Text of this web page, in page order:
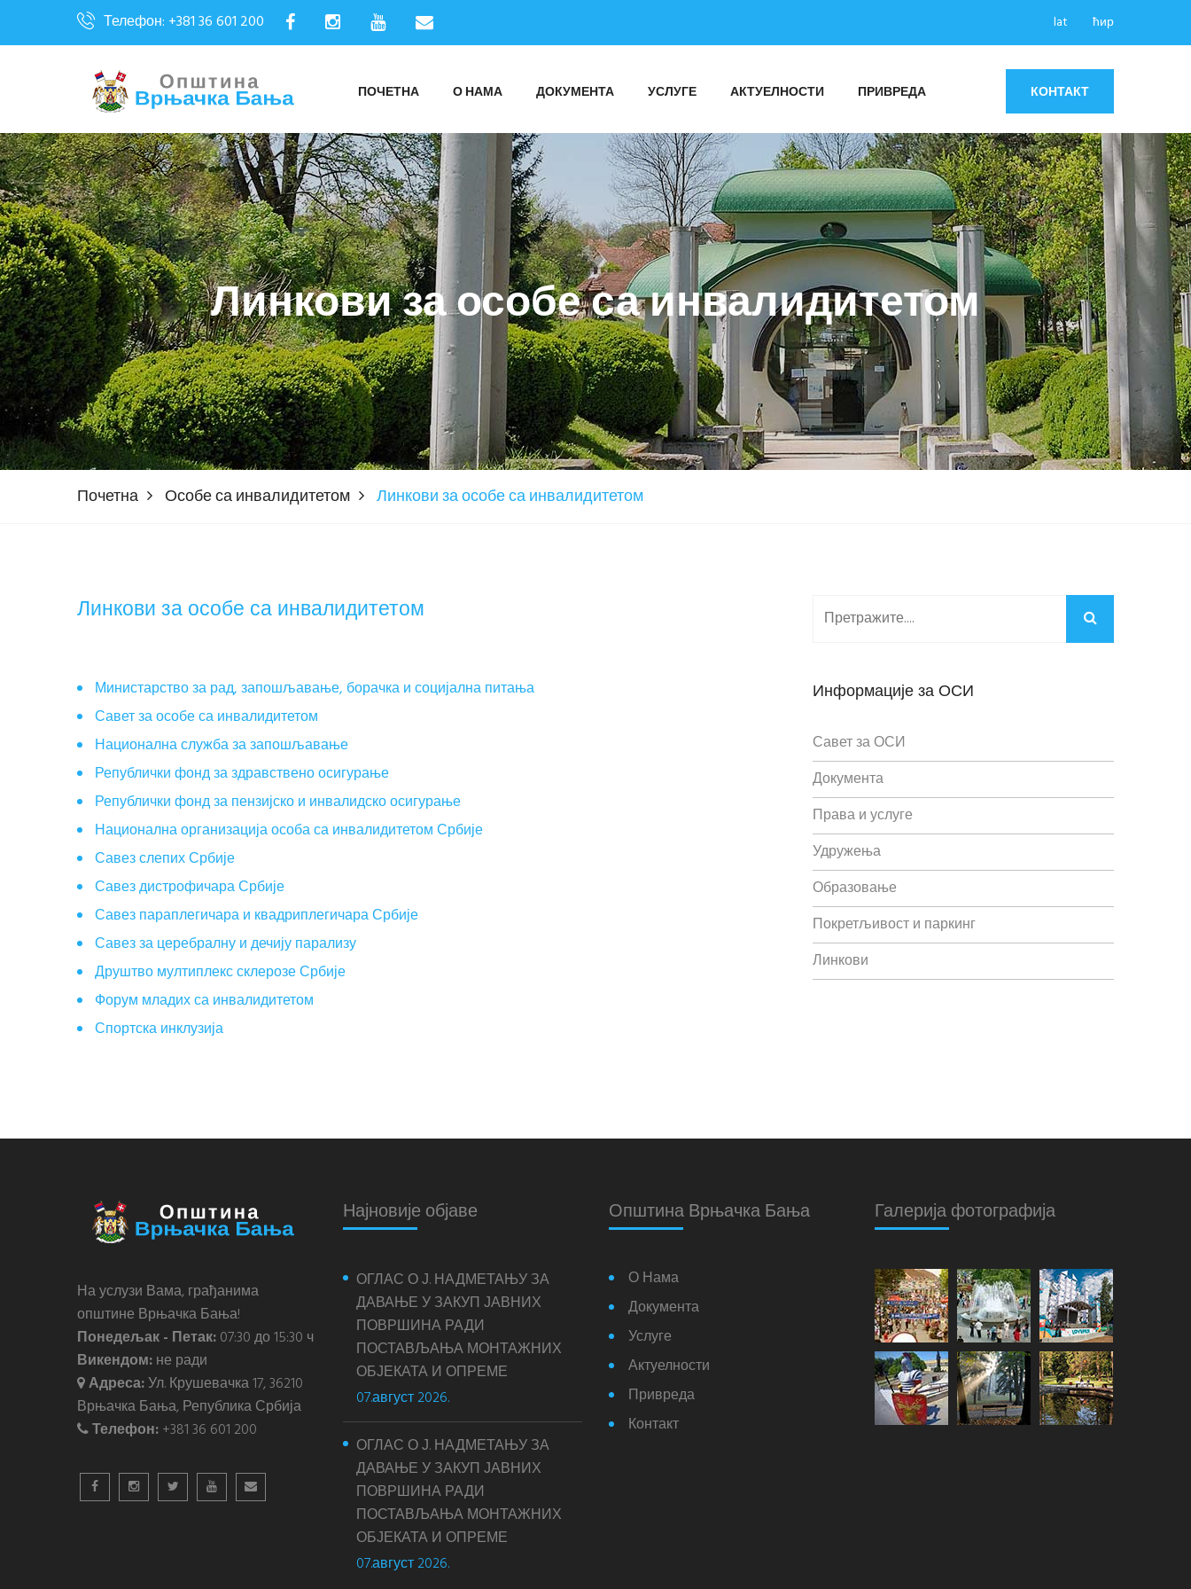
Телефон: +381 36 601 200 lat ћир
ПОЧЕТНА О НАМА ДОКУМЕНТА УСЛУГЕ АКТУЕЛНОСТИ ПРИВРЕДА КОНТАКТ
Линкови за особе са инвалидитетом
Почетна Особе са инвалидитетом Линкови за особе са инвалидитетом
Линкови за особе са инвалидитетом
Министарство за рад, запошљавање, борачка и социјална питања
Савет за особе са инвалидитетом
Национална служба за запошљавање
Републички фонд за здравствено осигурање
Републички фонд за пензијско и инвалидско осигурање
Национална организација особа са инвалидитетом Србије
Савез слепих Србије
Савез дистрофичара Србије
Савез параплегичара и квадриплегичара Србије
Савез за церебралну и дечију парализу
Друштво мултиплекс склерозе Србије
Форум младих са инвалидитетом
Спортска инклузија
Информације за ОСИ
Савет за ОСИ
Документа
Права и услуге
Удружења
Образовање
Покретљивост и паркинг
Линкови
На услузи Вама, грађанима
општине Врњачка Бања!
Понедељак - Петак:07:30 до 15:30 ч
Викендом:не ради
Адреса:Ул. Крушевачка 17, 36210
Врњачка Бања, Република Србија
Телефон:+381 36 601 200
Најновије објаве
ОГЛАС О Ј. НАДМЕТАЊУ ЗА
ДАВАЊЕ У ЗАКУП ЈАВНИХ
ПОВРШИНА РАДИ
ПОСТАВЉАЊА МОНТАЖНИХ
ОБЈЕКАТА И ОПРЕМЕ
07.август 2026.
ОГЛАС О Ј. НАДМЕТАЊУ ЗА
ДАВАЊЕ У ЗАКУП ЈАВНИХ
ПОВРШИНА РАДИ
ПОСТАВЉАЊА МОНТАЖНИХ
ОБЈЕКАТА И ОПРЕМЕ
07.август 2026.
Општина Врњачка Бања
О Нама
Документа
Услуге
Актуелности
Привреда
Контакт
Галерија фотографија